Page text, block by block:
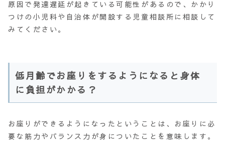
原因で 発達遅延 が起きている可能性があるので、かかり
つけの小児科や自治体が開設する児童相談所に相談して
みてください。
低月齢でお座りをするようになると身体
に負担がかかる？
お座りができるようになったということは、お座りに必
要な筋力やバランス力が身についたことを意味します。